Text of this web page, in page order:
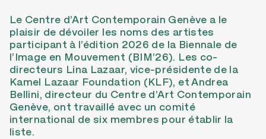
Le Centre d’Art Contemporain Genève a le
plaisir de dévoiler les noms des artistes
participant à l’édition 2026 de la Biennale de
l’Image en Mouvement (BIM’26). Les co-
directeurs Lina Lazaar, vice-présidente de la
Kamel Lazaar Foundation (KLF), et Andrea
Bellini, directeur du Centre d’Art Contemporain
Genève, ont travaillé avec un comité
international de six membres pour établir la
liste.